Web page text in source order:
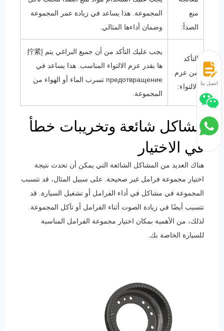
منع
الصدأ:
المجموعة. هذا يساعد في زيادة عمر المجموعة
وضمان أداءها المثالي.
التأكد
من عزم
الالتواء:
يجب عليك التأكد من أن جميع البراغي يتم إ拧紧
ها بقدر عزم الالتواء المناسب. هذا يساعد في
предотвращение تسرب الماء أو الهواء من
المجموعة.
مشاكل شائعة وتخريبات خطأ
في الاختيار
هناك العديد من المشاكل الشائعة التي يمكن أن تحدث نتيجة
اختيار مجموعة فرامل غير صحيحة. على سبيل المثال، قد تتسبب
المجموعة في مشاكل في أداء الفرامل أو تشغيل السيارة. قد
تتسبب أيضًا في زيادة الصوت أثناء الفرامل أو تآكل المجموعة.
لذلك، من الأهمية بمكان اختيار مجموعة الفرامل المناسبة
للسيارة الخاصة بك.
اتصل بنا